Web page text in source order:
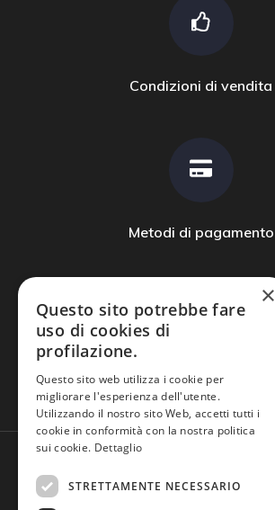
Condizioni di vendita
Metodi di pagamento
Domande frequenti
×
Questo sito potrebbe fare
uso di cookies di
profilazione.
Questo sito web utilizza i cookie per
migliorare l'esperienza dell'utente.
Utilizzando il nostro sito Web, accetti tutti i
cookie in conformità con la nostra politica
sui cookie. Dettaglio
STRETTAMENTE NECESSARIO